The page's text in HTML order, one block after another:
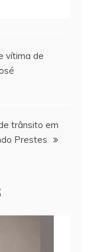
vítima de
trânsito em
Prestes